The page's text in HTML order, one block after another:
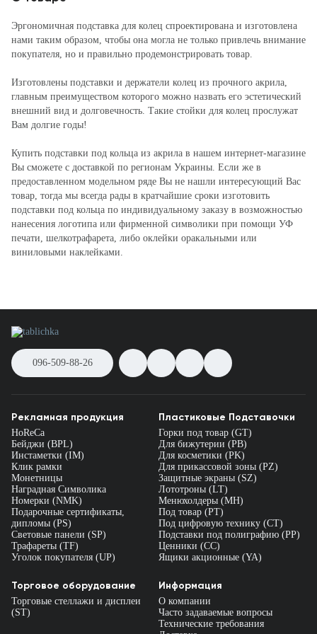
Эргономичная подставка для колец спроектирована и изготовлена
нами таким образом, чтобы она могла не только привлечь внимание
покупателя, но и правильно продемонстрировать товар.
Изготовлены подставки и держатели колец из прочного акрила,
главным преимуществом которого можно назвать его эстетический
внешний вид и долговечность. Такие стойки для колец прослужат
Вам долгие годы!
Купить подставки под кольца из акрила в нашем интернет-магазине
Вы сможете с доставкой по регионам Украины. Если же в
предоставленном модельном ряде Вы не нашли интересующий Вас
товар, тогда мы всегда рады в кратчайшие сроки изготовить
подставки под кольца по индивидуальному заказу в возможностью
нанесения логотипа или фирменной символики при помощи УФ
печати, шелкотрафарета, либо оклейки оракальными или
виниловыми наклейками.
096-509-88-26
Рекламная продукция
HoReCa
Бейджи (BPL)
Инстаметки (IM)
Клик рамки
Монетницы
Наградная Символика
Номерки (NMK)
Подарочные сертификаты,
дипломы (PS)
Световые панели (SP)
Трафареты (TF)
Уголок покупателя (UP)
Пластиковые Подставочки
Горки под товар (GT)
Для бижутерии (PB)
Для косметики (PK)
Для прикассовой зоны (PZ)
Защитные экраны (SZ)
Лототроны (LT)
Менюхолдеры (MH)
Под товар (PT)
Под цифровую технику (CT)
Подставки под полиграфию (PP)
Ценники (СС)
Ящики акционные (YA)
Торговое оборудование
Торговые стеллажи и дисплеи
(ST)
Информация
О компании
Часто задаваемые вопросы
Технические требования